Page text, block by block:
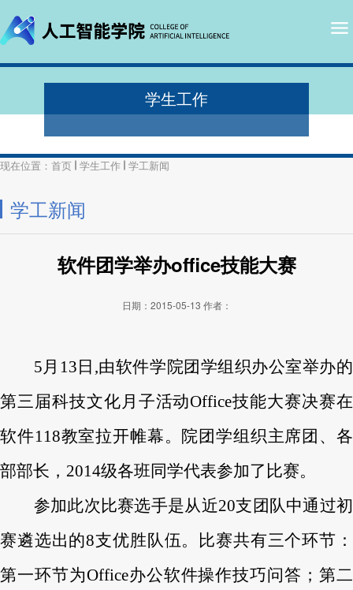
学生工作
现在位置： 首页 学生工作 学工新闻
学工新闻
软件团学举办office技能大赛
日期：2015-05-13 作者：
5月13日 ,由软件学院团学组织办公室举办的
第三届科技文化月子活动Office技能大赛决赛在
软件118教室拉开帷幕。院团学组织主席团、各
部部长，2014级各班同学代表参加了比赛。
参加此次比赛选手是从近20支团队中通过初
赛遴选出的8支优胜队伍。比赛共有三个环节：
第一环节为Office办公软件操作技巧问答；第二